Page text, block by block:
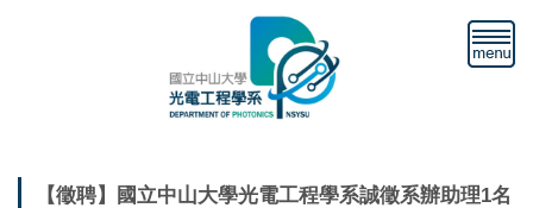
區
【徵聘】國立中山大學光電工程學系誠徵系辦助理1名